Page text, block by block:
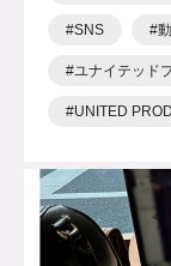
SNS
ユナイテッド
UNITED